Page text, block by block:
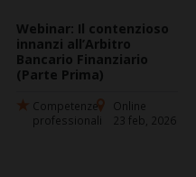
Webinar: Il contenzioso
innanzi all’Arbitro
Bancario Finanziario
(Parte Prima)
Competenze
professionali
Online
23 feb, 2026